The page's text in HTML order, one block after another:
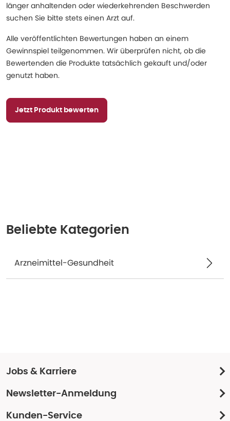
länger anhaltenden oder wiederkehrenden Beschwerden
suchen Sie bitte stets einen Arzt auf.
Alle veröffentlichten Bewertungen haben an einem
Gewinnspiel teilgenommen. Wir überprüfen nicht, ob die
Bewertenden die Produkte tatsächlich gekauft und/oder
genutzt haben.
Jetzt Produkt bewerten
Beliebte Kategorien
Arzneimittel-Gesundheit
Jobs & Karriere
Newsletter-Anmeldung
Kunden-Service